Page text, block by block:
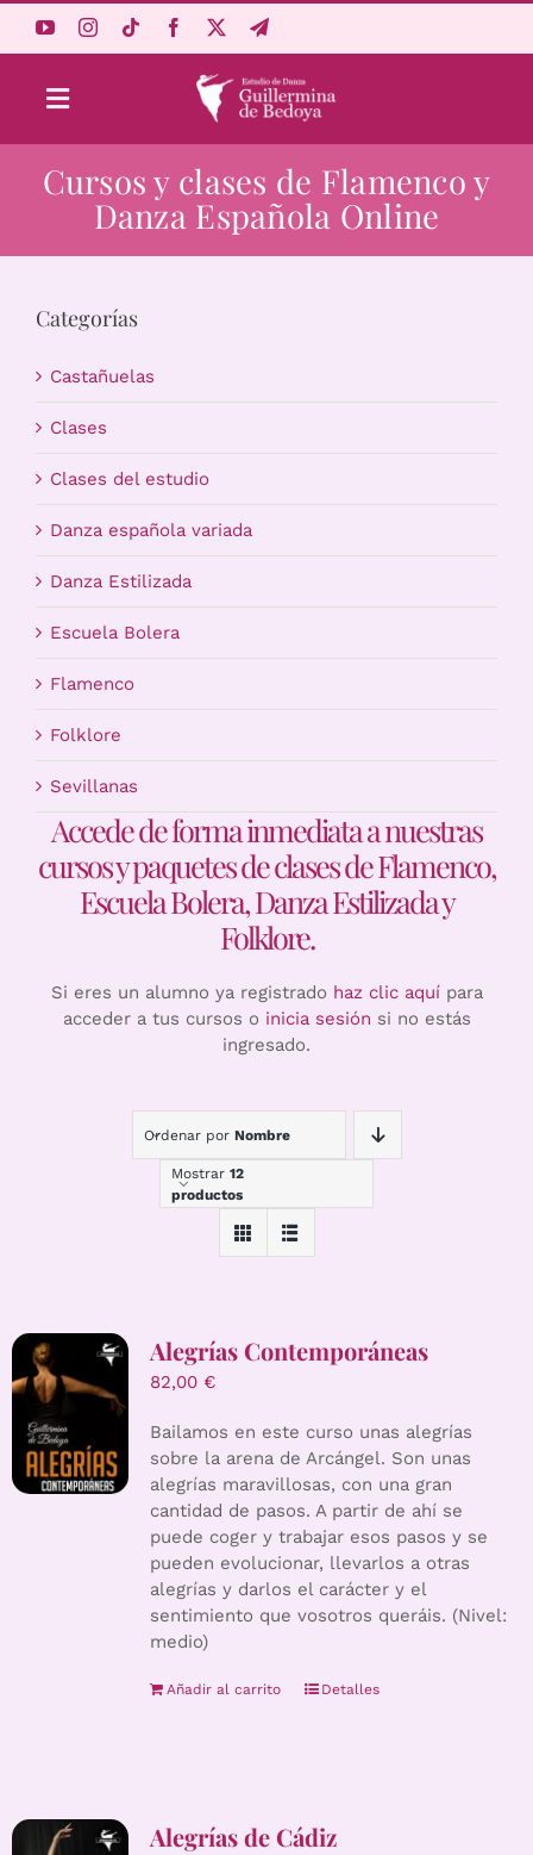
Toggle
Navigation
Aprende Online
Estudio
Carrito
Cursos y clases de Flamenco y
Danza Española Online
Categorías
Castañuelas
Clases
Clases del estudio
Danza española variada
Danza Estilizada
Escuela Bolera
Flamenco
Folklore
Sevillanas
Accede de forma inmediata a nuestras
cursos y paquetes de clases de Flamenco,
Escuela Bolera, Danza Estilizada y
Folklore.
Si eres un alumno ya registrado haz clic aquípara
acceder a tus cursos o inicia sesión si no estás
ingresado.
Ordenar por Nombre
Mostrar 12
productos
Alegrías Contemporáneas
82,00 €
Bailamos en este curso unas alegrías
sobre la arena de Arcángel. Son unas
alegrías maravillosas, con una gran
cantidad de pasos. A partir de ahí se
puede coger y trabajar esos pasos y se
pueden evolucionar, llevarlos a otras
alegrías y darlos el carácter y el
sentimiento que vosotros queráis. (Nivel:
medio)
Añadir al carrito Detalles
Alegrías de Cádiz